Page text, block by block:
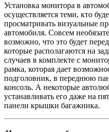
Установка монитора в
осуществляется теми, кто
просматривать визуальные
автомобиля. Совсем
возможно, что это будет
которые располагаются на
случаев в комплекте с
рамка, которая дает
подголовник, в переднюю
консоль. А некоторые
устанавливать его даже на
панели крышки багажника.